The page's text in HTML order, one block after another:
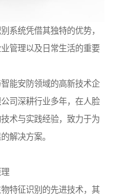
系统凭借其独特的优势，
管理以及日常生活的重要
能安防领域的高新技术企
司深耕行业多年，在人脸
术与实践经验，致力于为
解决方案。
特征识别的先进技术，其